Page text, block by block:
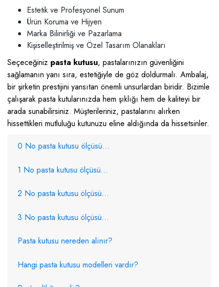
Estetik ve Profesyonel Sunum
Ürün Koruma ve Hijyen
Marka Bilinirliği ve Pazarlama
Kişiselleştirilmiş ve Özel Tasarım Olanakları
Seçeceğiniz pasta kutusu, pastalarınızın güvenliğini
sağlamanın yanı sıra, estetiğiyle de göz doldurmalı. Ambalaj,
bir şirketin prestijini yansıtan önemli unsurlardan biridir. Bizimle
çalışarak pasta kutularınızda hem şıklığı hem de kaliteyi bir
arada sunabilirsiniz. Müşterileriniz, pastalarını alırken
hissettikleri mutluluğu kutunuzu eline aldığında da hissetsinler.
0 No pasta kutusu ölçüsü...
1 No pasta kutusu ölçüsü...
2 No pasta kutusu ölçüsü...
3 No pasta kutusu ölçüsü...
Pasta kutusu nereden alınır?
Hangi pasta kutusu modelleri vardır?